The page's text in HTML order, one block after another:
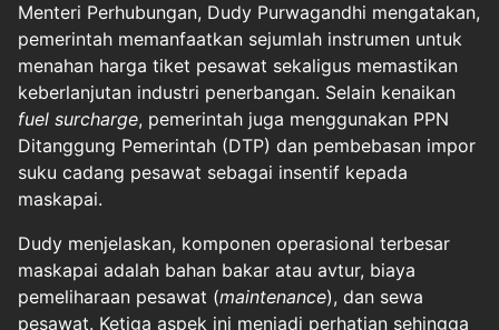
Menteri Perhubungan, Dudy Purwagandhi mengatakan,
pemerintah memanfaatkan sejumlah instrumen untuk
menahan harga tiket pesawat sekaligus memastikan
keberlanjutan industri penerbangan. Selain kenaikan
fuel surcharge, pemerintah juga menggunakan PPN
Ditanggung Pemerintah (DTP) dan pembebasan impor
suku cadang pesawat sebagai insentif kepada
maskapai.
Dudy menjelaskan, komponen operasional terbesar
maskapai adalah bahan bakar atau avtur, biaya
pemeliharaan pesawat (maintenance), dan sewa
pesawat. Ketiga aspek ini menjadi perhatian sehingga